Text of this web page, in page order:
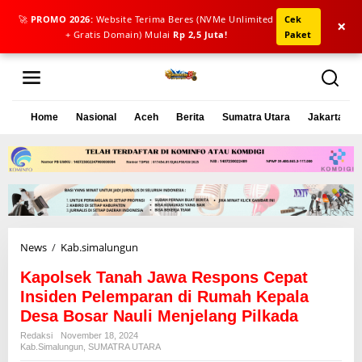
🚀 PROMO 2026: Website Terima Beres (NVMe Unlimited
+ Gratis Domain) Mulai Rp 2,5 Juta!
Cek
Paket
×
L
Home Nasional Aceh Berita Sumatra Utara Jakarta
News / Kab.simalungun
p
o
s
k
Kapolsek Tanah Jawa Respons Cepat
Insiden Pelemparan di Rumah Kepala
Desa Bosar Nauli Menjelang Pilkada
Redaksi
November 18, 2024
Kab.simalungun SUMATRA UTARA